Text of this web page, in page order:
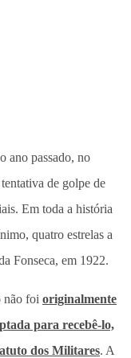
ano passado, no
de golpe de
Em toda a história
quatro estrelas a
Fonseca, em 1922.
não foi originalmente
para recebê-lo,
dos Militares. A